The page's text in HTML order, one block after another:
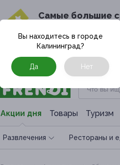
Cамые большие
в твоём
Москва
Акции дня Товары Туризм
Развлечения Рестораны и
Вы находитесь в городе
Калининград?
Да Нет